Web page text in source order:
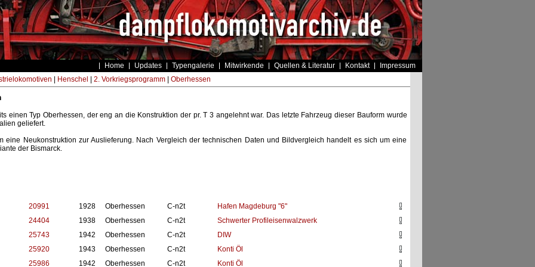
Home Updates Typengalerie Mitwirkende Quellen & Literatur Kontakt
Impressum
Henschel 2. Vorkriegsprogramm| Oberhessen
einen Typ Oberhessen, der eng an die Konstruktion der pr. T 3 angelehnt war. Das letzte Fahrzeug dieser Bauform wurde
geliefert.
eine Neukonstruktion zur Auslieferung. Nach Vergleich der technischen Daten und Bildvergleich handelt es sich um eine
der Bismarck.
20991 1928 Oberhessen C-n2t
Hafen Magdeburg "6"
24404
1938 Oberhessen C-n2t
Schwerter Profileisenwalzwerk
25743
1942 Oberhessen C-n2t
DIW
25920
1943 Oberhessen C-n2t
Konti Öl
25986
1942 Oberhessen C-n2t
Konti Öl